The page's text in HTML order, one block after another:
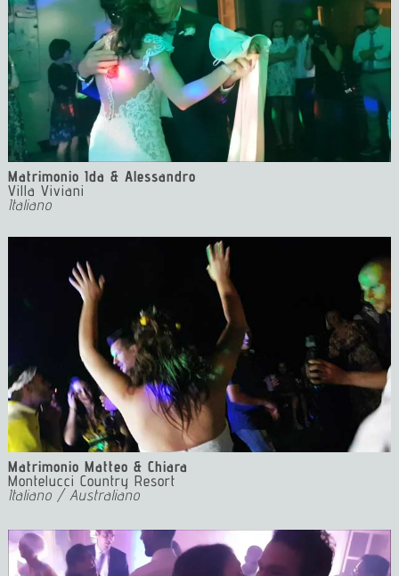
Matrimonio Ida & Alessandro
Villa Viviani
Italiano4a musica matrimonio tuscany wedding wedding in
Matrimonio Matteo & Chiara
Montelucci Country Resort
Italiano / Australiano